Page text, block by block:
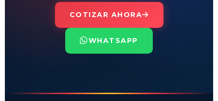
COTIZAR AHORA
WHATSAPP